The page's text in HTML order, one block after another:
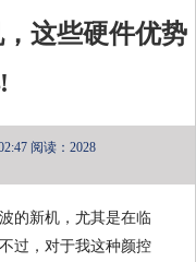
这些硬件优势
阅读：2028
的新机，尤其是在临
过，对于我这种颜控